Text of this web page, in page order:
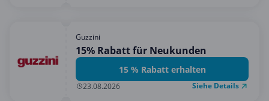
Guzzini
15% Rabatt für Neukunden
15 % Rabatt erhalten
23.08.2026 Siehe Details